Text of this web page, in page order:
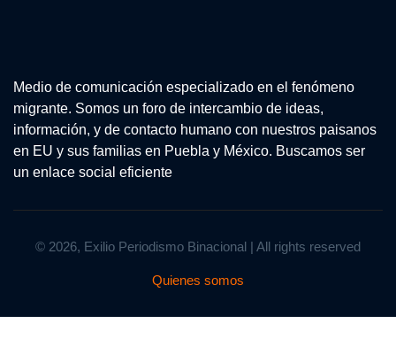
Medio de comunicación especializado en el fenómeno
migrante. Somos un foro de intercambio de ideas,
información, y de contacto humano con nuestros paisanos
en EU y sus familias en Puebla y México. Buscamos ser
un enlace social eficiente
© 2026, Exilio Periodismo Binacional | All rights reserved
Quienes somos